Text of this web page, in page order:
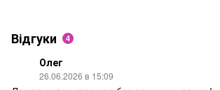
Відгуки 4
Олег
26.06.2026 в 15:09